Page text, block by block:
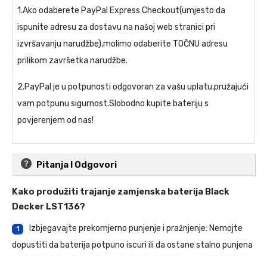
1.Ako odaberete PayPal Express Checkout(umjesto da
ispunite adresu za dostavu na našoj web stranici pri
izvršavanju narudžbe),molimo odaberite TOČNU adresu
prilikom završetka narudžbe.
2.PayPal je u potpunosti odgovoran za vašu uplatu,pružajući
vam potpunu sigurnost.Slobodno kupite bateriju s
povjerenjem od nas!
Pitanja I Odgovori
Kako produžiti trajanje zamjenska baterija Black
Decker LST136?
1
Izbjegavajte prekomjerno punjenje i pražnjenje: Nemojte
dopustiti da baterija potpuno iscuri ili da ostane stalno punjena